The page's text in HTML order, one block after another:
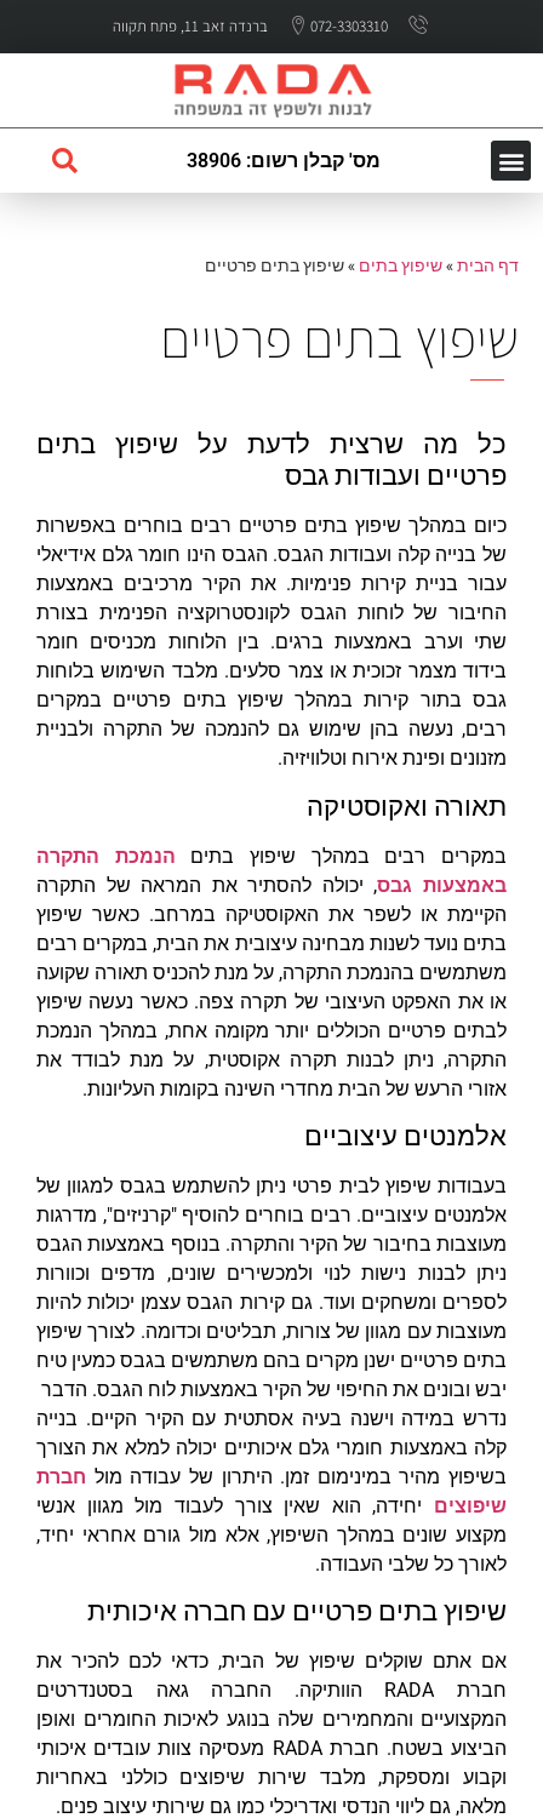
072-3303310 ברנדה זאב 11, פתח תקווה
מס' קבלן רשום: 38906
דף הבית»שיפוץ בתים »שיפוץ בתים פרטיים
שיפוץ בתים פרטיים
כל מה שרצית לדעת על שיפוץ בתים
פרטיים ועבודות גבס
כיום במהלך שיפוץ בתים פרטיים רבים בוחרים באפשרות
של בנייה קלה ועבודות הגבס. הגבס הינו חומר גלם אידיאלי
עבור בניית קירות פנימיות. את הקיר מרכיבים באמצעות
החיבור של לוחות הגבס לקונסטרוקציה הפנימית בצורת
שתי וערב באמצעות ברגים. בין הלוחות מכניסים חומר
בידוד מצמר זכוכית או צמר סלעים. מלבד השימוש בלוחות
גבס בתור קירות במהלך שיפוץ בתים פרטיים במקרים
רבים, נעשה בהן שימוש גם להנמכה של התקרה ולבניית
מזנונים ופינת אירוח וטלוויזיה.
תאורה ואקוסטיקה
במקרים רבים במהלך שיפוץ בתים הנמכת התקרה
באמצעות גבס, יכולה להסתיר את המראה של התקרה
הקיימת או לשפר את האקוסטיקה במרחב. כאשר שיפוץ
בתים נועד לשנות מבחינה עיצובית את הבית, במקרים רבים
משתמשים בהנמכת התקרה, על מנת להכניס תאורה שקועה
או את האפקט העיצובי של תקרה צפה. כאשר נעשה שיפוץ
לבתים פרטיים הכוללים יותר מקומה אחת, במהלך הנמכת
התקרה, ניתן לבנות תקרה אקוסטית, על מנת לבודד את
אזורי הרעש של הבית מחדרי השינה בקומות העליונות.
אלמנטים עיצוביים
בעבודות שיפוץ לבית פרטי ניתן להשתמש בגבס למגוון של
אלמנטים עיצוביים. רבים בוחרים להוסיף "קרניזים", מדרגות
מעוצבות בחיבור של הקיר והתקרה. בנוסף באמצעות הגבס
ניתן לבנות נישות לנוי ולמכשירים שונים, מדפים וכוורות
לספרים ומשחקים ועוד. גם קירות הגבס עצמן יכולות להיות
מעוצבות עם מגוון של צורות, תבליטים וכדומה. לצורך שיפוץ
בתים פרטיים ישנן מקרים בהם משתמשים בגבס כמעין טיח
יבש ובונים את החיפוי של הקיר באמצעות לוח הגבס. הדבר
נדרש במידה וישנה בעיה אסתטית עם הקיר הקיים. בנייה
קלה באמצעות חומרי גלם איכותיים יכולה למלא את הצורך
בשיפוץ מהיר במינימום זמן. היתרון של עבודה מול חברת
שיפוצים יחידה, הוא שאין צורך לעבוד מול מגוון אנשי
מקצוע שונים במהלך השיפוץ, אלא מול גורם אחראי יחיד,
לאורך כל שלבי העבודה.
שיפוץ בתים פרטיים עם חברה איכותית
אם אתם שוקלים שיפוץ של הבית, כדאי לכם להכיר את
חברת RADA הוותיקה. החברה גאה בסטנדרטים
המקצועיים והמחמירים שלה בנוגע לאיכות החומרים ואופן
הביצוע בשטח. חברת RADA מעסיקה צוות עובדים איכותי
וקבוע ומספקת, מלבד שירות שיפוצים כוללני באחריות
מלאה, גם ליווי הנדסי ואדריכלי כמו גם שירותי עיצוב פנים.